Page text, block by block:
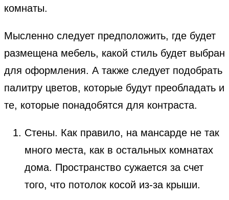
комнаты.
Мысленно следует предположить, где будет
размещена мебель, какой стиль будет выбран
для оформления. А также следует подобрать
палитру цветов, которые будут преобладать и
те, которые понадобятся для контраста.
Стены. Как правило, на мансарде не так
много места, как в остальных комнатах
дома. Пространство сужается за счет
того, что потолок косой из-за крыши.